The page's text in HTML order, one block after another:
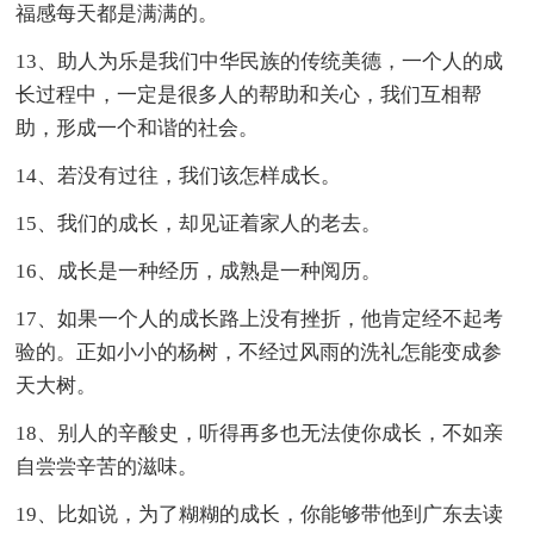
福感每天都是满满的。
13、助人为乐是我们中华民族的传统美德，一个人的成
长过程中，一定是很多人的帮助和关心，我们互相帮
助，形成一个和谐的社会。
14、若没有过往，我们该怎样成长。
15、我们的成长，却见证着家人的老去。
16、成长是一种经历，成熟是一种阅历。
17、如果一个人的成长路上没有挫折，他肯定经不起考
验的。正如小小的杨树，不经过风雨的洗礼怎能变成参
天大树。
18、别人的辛酸史，听得再多也无法使你成长，不如亲
自尝尝辛苦的滋味。
19、比如说，为了糊糊的成长，你能够带他到广东去读